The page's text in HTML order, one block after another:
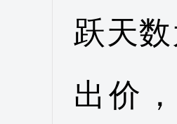
跃天
出价